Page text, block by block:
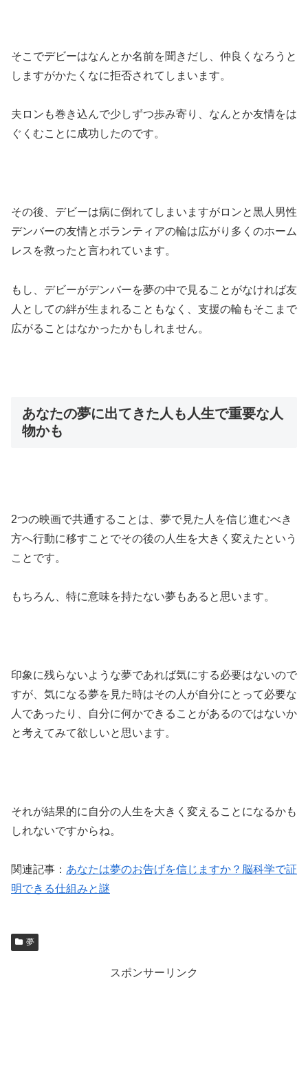
そこでデビーはなんとか名前を聞きだし、仲良くなろうと
しますがかたくなに拒否されてしまいます。
夫ロンも巻き込んで少しずつ歩み寄り、なんとか友情をは
ぐくむことに成功したのです。
その後、デビーは病に倒れてしまいますがロンと黒人男性
デンバーの友情とボランティアの輪は広がり多くのホーム
レスを救ったと言われています。
もし、デビーがデンバーを夢の中で見ることがなければ友
人としての絆が生まれることもなく、支援の輪もそこまで
広がることはなかったかもしれません。
あなたの夢に出てきた人も人生で重要な人
物かも
2つの映画で共通することは、夢で見た人を信じ進むべき
方へ行動に移すことでその後の人生を大きく変えたという
ことです。
もちろん、特に意味を持たない夢もあると思います。
印象に残らないような夢であれば気にする必要はないので
すが、気になる夢を見た時はその人が自分にとって必要な
人であったり、自分に何かできることがあるのではないか
と考えてみて欲しいと思います。
それが結果的に自分の人生を大きく変えることになるかも
しれないですからね。
関連記事： あなたは夢のお告げを信じますか？脳科学で証
明できる仕組みと謎
夢
スポンサーリンク